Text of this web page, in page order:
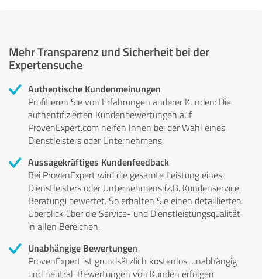
Mehr Transparenz und Sicherheit bei der
Expertensuche
Authentische Kundenmeinungen
Profitieren Sie von Erfahrungen anderer Kunden: Die
authentifizierten Kundenbewertungen auf
ProvenExpert.com helfen Ihnen bei der Wahl eines
Dienstleisters oder Unternehmens.
Aussagekräftiges Kundenfeedback
Bei ProvenExpert wird die gesamte Leistung eines
Dienstleisters oder Unternehmens (z.B. Kundenservice,
Beratung) bewertet. So erhalten Sie einen detaillierten
Überblick über die Service- und Dienstleistungsqualität
in allen Bereichen.
Unabhängige Bewertungen
ProvenExpert ist grundsätzlich kostenlos, unabhängig
und neutral. Bewertungen von Kunden erfolgen